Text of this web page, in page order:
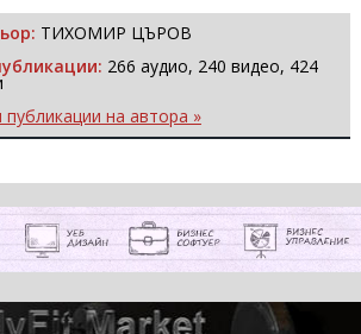
ТИХОМИР ЦЪРОВ
266 аудио, 240 видео, 424
публикации на автора »